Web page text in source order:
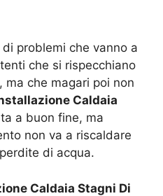
problemi che vanno a
che si rispecchiano
che magari poi non
Caldaia
a buon fine, ma
non va a riscaldare
di acqua.
Caldaia Stagni Di